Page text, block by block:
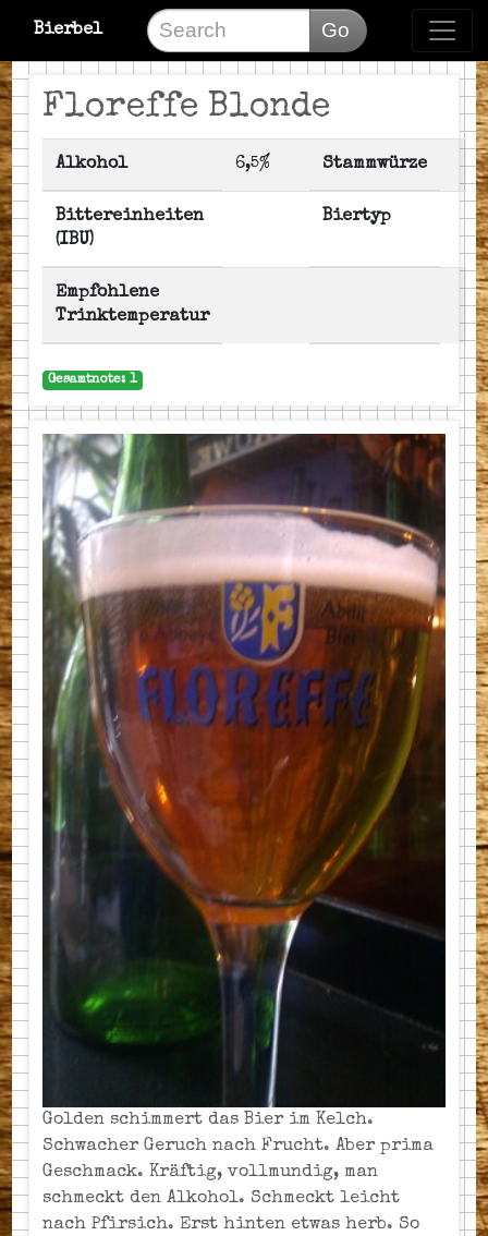
Bierbel Go
Floreffe Blonde
Alkohol 6,5% Stammwürze
Bittereinheiten
(IBU)
Biertyp
Empfohlene
Trinktemperatur
Gesamtnote: 1
Golden schimmert das Bier im Kelch.
Schwacher Geruch nach Frucht. Aber prima
Geschmack. Kräftig, vollmundig, man
schmeckt den Alkohol. Schmeckt leicht
nach Pfirsich. Erst hinten etwas herb. So